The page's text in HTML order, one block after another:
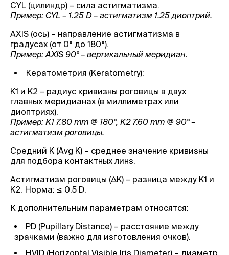
CYL (цилиндр) – сила астигматизма.
Пример: CYL – 1.25 D – астигматизм 1.25 диоптрий.
AXIS (ось) – направление астигматизма в
градусах (от 0° до 180°).
Пример: AXIS 90° – вертикальный меридиан.
Кератометрия (Keratometry):
K1 и K2 – радиус кривизны роговицы в двух
главных меридианах (в миллиметрах или
диоптриях).
Пример: K1 7.80 mm @ 180°, K2 7.60 mm @ 90° –
астигматизм роговицы.
Средний K (Avg K) – среднее значение кривизны
для подбора контактных линз.
Астигматизм роговицы (ΔK) – разница между K1 и
K2. Норма: ≤ 0.5 D.
К дополнительным параметрам относятся:
PD (Pupillary Distance) – расстояние между
зрачками (важно для изготовления очков).
HVID (Horizontal Visible Iris Diameter) – диаметр